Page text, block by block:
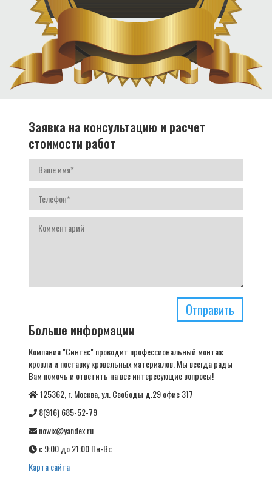
Заявка на консультацию и расчет
стоимости работ
Отправить
Больше информации
Компания "Синтес" проводит профессиональный монтаж
кровли и поставку кровельных материалов. Мы всегда рады
Вам помочь и ответить на все интересующие вопросы!
125362, г. Москва, ул. Свободы д.29 офис 317
8(916) 685-52-79
nowix@yandex.ru
с 9:00 до 21:00 Пн-Вс
Карта сайта